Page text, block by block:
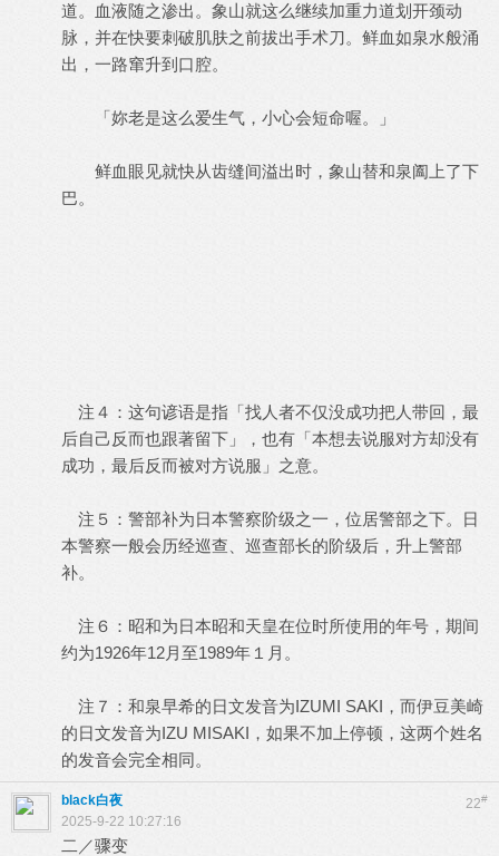
道。血液随之渗出。象山就这么继续加重力道划开颈动
脉，并在快要刺破肌肤之前拔出手术刀。鲜血如泉水般涌
出，一路窜升到口腔。
「妳老是这么爱生气，小心会短命喔。」
鲜血眼见就快从齿缝间溢出时，象山替和泉阖上了下
巴。
注４：这句谚语是指「找人者不仅没成功把人带回，最
后自己反而也跟著留下」，也有「本想去说服对方却没有
成功，最后反而被对方说服」之意。
注５：警部补为日本警察阶级之一，位居警部之下。日
本警察一般会历经巡查、巡查部长的阶级后，升上警部
补。
注６：昭和为日本昭和天皇在位时所使用的年号，期间
约为1926年12月至1989年１月。
注７：和泉早希的日文发音为IZUMI SAKI，而伊豆美崎
的日文发音为IZU MISAKI，如果不加上停顿，这两个姓名
的发音会完全相同。
22#
black白夜
2025-9-22 10:27:16
二／骤变